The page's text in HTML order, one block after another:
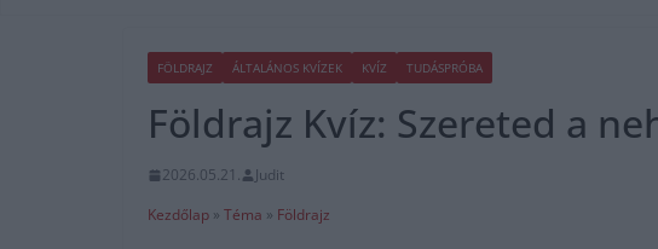
FÖLDRAJZ ÁLTALÁNOS KVÍZEK KVÍZ TUDÁSPRÓBA
Földrajz Kvíz: Szereted a
2026.05.21.
Judit
Kezdőlap » Téma » Földrajz